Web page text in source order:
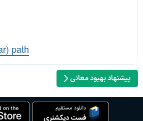
path
پیشنهاد بهبود معانی